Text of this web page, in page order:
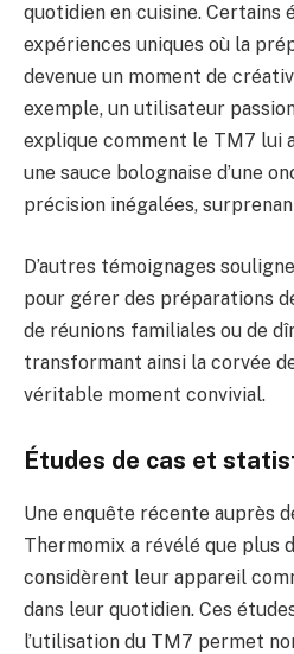
quotidien en cuisine. Certains
expériences uniques où la
devenue un moment de
exemple, un utilisateur
explique comment le TM7 lui
une sauce bolognaise d’une
précision inégalées,
D’autres témoignages
pour gérer des préparations
de réunions familiales ou de
transformant ainsi la corvée
véritable moment convivial.
Études de cas et
Une enquête récente auprès
Thermomix a révélé que plus
considèrent leur appareil
dans leur quotidien. Ces
l’utilisation du TM7 permet